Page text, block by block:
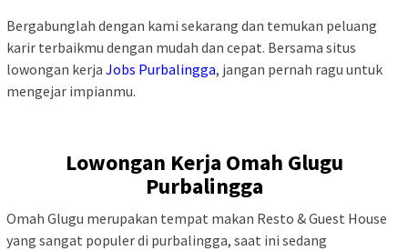
Bergabunglah dengan kami sekarang dan temukan peluang
karir terbaikmu dengan mudah dan cepat. Bersama situs
lowongan kerja Jobs Purbalingga, jangan pernah ragu untuk
mengejar impianmu.
Lowongan Kerja Omah Glugu
Purbalingga
Omah Glugu merupakan tempat makan Resto & Guest House
yang sangat populer di purbalingga, saat ini sedang